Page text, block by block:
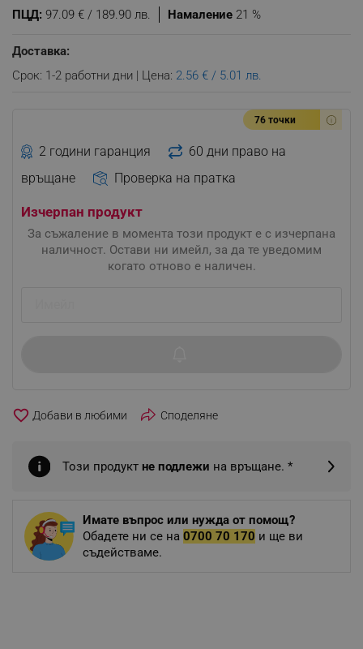
Намаление 21 %
ПЦД: 97.09 € / 189.90 лв.
Доставка:
Срок: 1-2 работни дни | Цена: 2.56 € / 5.01 лв.
76 точки
2 години гаранция
60 дни право на
връщане
Проверка на пратка
Изчерпан продукт
За съжаление в момента този продукт е с изчерпана
наличност. Остави ни имейл, за да те уведомим
когато отново е наличен.
favorite_border Споделяне
Този продукт не подлежи на връщане. *
Имате въпрос или нужда от помощ?
Обадете ни се на 0700 70 170 и ще ви
съдействаме.